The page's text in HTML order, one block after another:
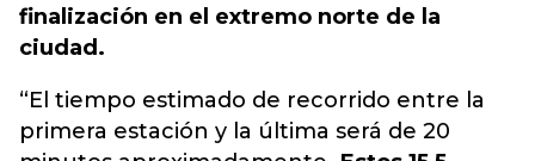
finalización en el extremo norte de la
ciudad.
“El tiempo estimado de recorrido entre la
primera estación y la última será de 20